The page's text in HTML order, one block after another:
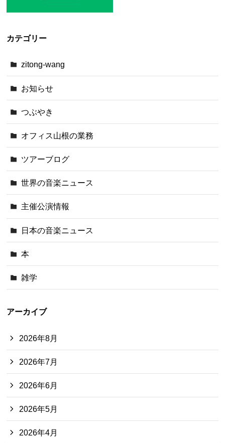
カテゴリー
zitong-wang
お知らせ
つぶやき
オフィス山根の業務
ツアーブログ
世界の音楽ニュース
主催公演情報
日本の音楽ニュース
本
雑学
アーカイブ
2026年8月
2026年7月
2026年6月
2026年5月
2026年4月